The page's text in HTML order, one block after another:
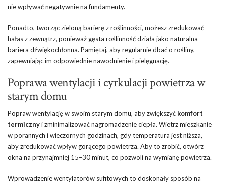
nie wpływać negatywnie na fundamenty.
Ponadto, tworząc zieloną barierę z roślinności, możesz zredukować
hałas z zewnątrz, ponieważ gęsta roślinność działa jako naturalna
bariera dźwiękochłonna. Pamiętaj, aby regularnie dbać o rośliny,
zapewniając im odpowiednie nawodnienie i pielęgnację.
Poprawa wentylacji i cyrkulacji powietrza w
starym domu
Popraw wentylację w swoim starym domu, aby zwiększyć komfort
termicznyi zminimalizować nagromadzenie ciepła. Wietrz mieszkanie
w porannych i wieczornych godzinach, gdy temperatura jest niższa,
aby zredukować wpływ gorącego powietrza. Aby to zrobić, otwórz
okna na przynajmniej 15–30 minut, co pozwoli na wymianę powietrza.
Wprowadzenie wentylatorów sufitowych to doskonały sposób na